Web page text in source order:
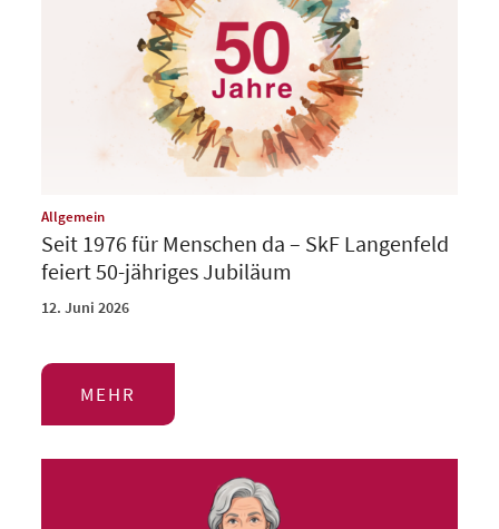
Allgemein:
Seit 1976 für Menschen da – SkF Langenfeld
feiert 50-jähriges Jubiläum
12. Juni 2026
MEHR